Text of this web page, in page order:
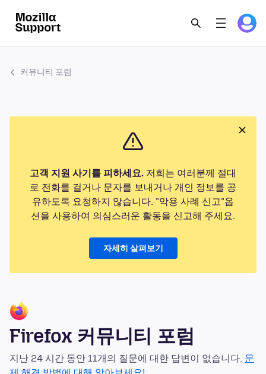
커뮤니티 포럼
고객 지원 사기를 피하세요. 저희는 여러분께 절대
로 전화를 걸거나 문자를 보내거나 개인 정보를 공
유하도록 요청하지 않습니다. "악용 사례 신고"옵
션을 사용하여 의심스러운 활동을 신고해 주세요.
자세히 살펴보기
Firefox 커뮤니티 포럼
지난 24 시간 동안 11개의 질문에 대한 답변이 없습니다. 문